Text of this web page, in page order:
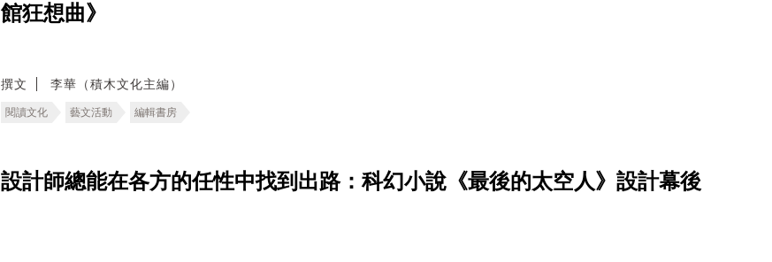
館狂想曲》
撰文 李華（積木文化主編）
閱讀文化 藝文活動 編輯書房
設計師總能在各方的任性中找到出路：科幻小說《最後的太空人》設計幕後